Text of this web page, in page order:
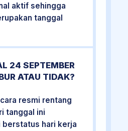
aktif sehingga
tanggal
24 SEPTEMBER
ATAU TIDAK?
resmi rentang
tanggal ini
berstatus hari kerja